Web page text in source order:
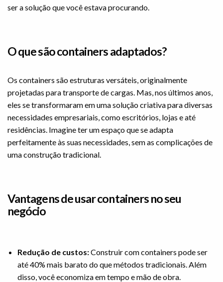
ser a solução que você estava procurando.
O que são containers adaptados?
Os containers são estruturas versáteis, originalmente
projetadas para transporte de cargas. Mas, nos últimos anos,
eles se transformaram em uma solução criativa para diversas
necessidades empresariais, como escritórios, lojas e até
residências. Imagine ter um espaço que se adapta
perfeitamente às suas necessidades, sem as complicações de
uma construção tradicional.
Vantagens de usar containers no seu
negócio
Redução de custos:Construir com containers pode ser
até 40% mais barato do que métodos tradicionais. Além
disso, você economiza em tempo e mão de obra.